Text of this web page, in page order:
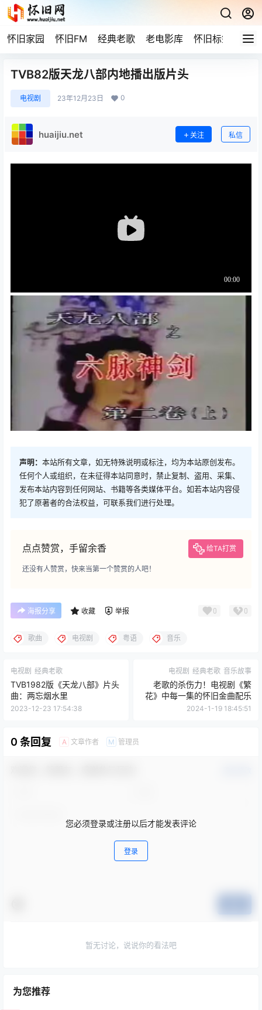
怀旧家园 怀旧FM 经典老歌 老电影库 怀旧标签 网
TVB82版天龙八部内地播出版片头
电视剧 23年12月23日 0
huaijiu.net 关注 私信
声明： 本站所有文章，如无特殊说明或标注，均为本站原创发布。
任何个人或组织，在未征得本站同意时，禁止复制、盗用、采集、
发布本站内容到任何网站、书籍等各类媒体平台。如若本站内容侵
犯了原著者的合法权益，可联系我们进行处理。
点点赞赏，手留余香 给TA打赏
还没有人赞赏，快来当第一个赞赏的人吧！
海报分享 收藏 举报 0 0
歌曲 电视剧 粤语 音乐
电视剧 经典老歌
TVB1982版《天龙八部》片头
曲：两忘烟水里
2023-12-23 17:54:38
电视剧 经典老歌 音乐故事
老歌的杀伤力！电视剧《繁
花》中每一集的怀旧金曲配乐
2024-1-19 18:45:51
0 条回复 A 文章作者 M 管理员
您必须登录或注册以后才能发表评论
登录
暂无讨论，说说你的看法吧
为您推荐